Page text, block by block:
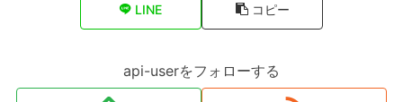
LINE コピー
api-userをフォローする